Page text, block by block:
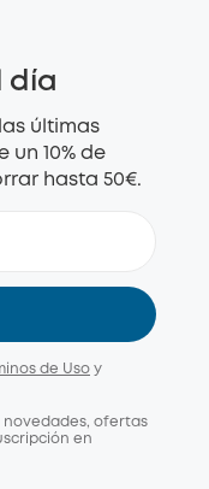
día
últimas
un 10% de
hasta 50€.
de Uso y
novedades, ofertas
en